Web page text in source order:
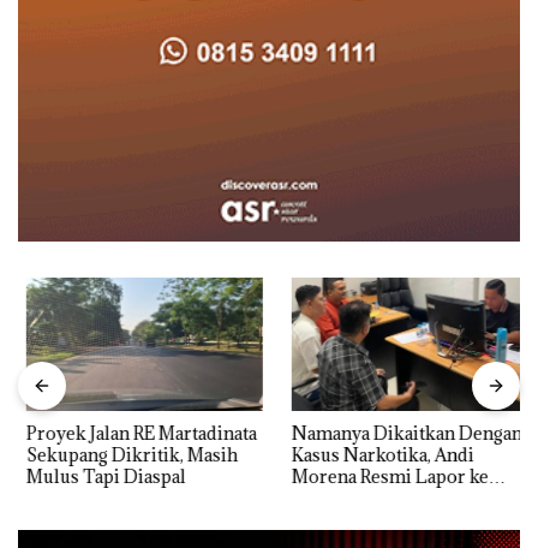
Proyek Jalan RE Martadinata
Sekupang Dikritik, Masih
Mulus Tapi Diaspal
Namanya Dikaitkan Dengan
Kasus Narkotika, Andi
Morena Resmi Lapor ke